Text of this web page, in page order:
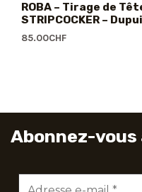
ROBA – Tirage de
STRIPCOCKER –
85.00CHF
Abonnez-